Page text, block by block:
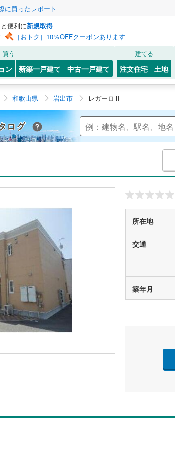
に買ったレポート
便利に新規取得
［おトク］10％OFFクーポンあります
買う
ン 新築一戸建て 中古一戸建て
建てる
注文住宅 土地
和歌山県 岩出市 レガーロⅡ
Yahoo!不動産 マンションカタログ
所在地
交通
築年月